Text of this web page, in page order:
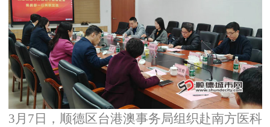
3月7日，顺德区台港澳事务局组织赴南方医科